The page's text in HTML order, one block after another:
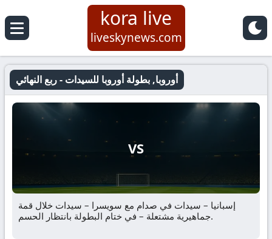
kora live
liveskynews.com
أوروبا, بطولة أوروبا للسيدات - ربع النهائي
VS
إسبانيا – سيدات في صدام مع سويسرا – سيدات خلال قمة
جماهيرية مشتعلة – في ختام البطولة بانتظار الحسم.